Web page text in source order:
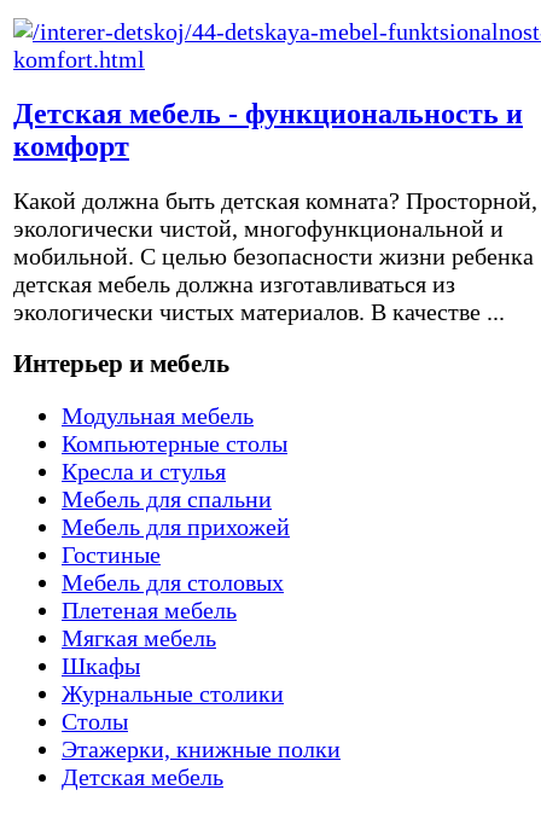
Детская мебель - функциональность и
комфорт
Какой должна быть детская комната? Просторной,
экологически чистой, многофункциональной и
мобильной. С целью безопасности жизни ребенка
детская мебель должна изготавливаться из
экологически чистых материалов. В качестве ...
Интерьер и мебель
Модульная мебель
Компьютерные столы
Кресла и стулья
Мебель для спальни
Мебель для прихожей
Гостиные
Мебель для столовых
Плетеная мебель
Мягкая мебель
Шкафы
Журнальные столики
Столы
Этажерки, книжные полки
Детская мебель